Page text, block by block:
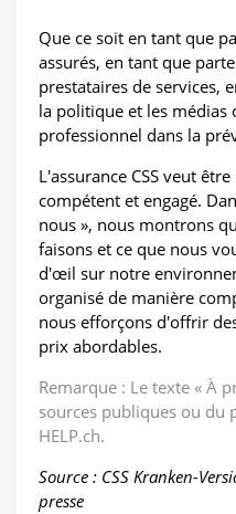
Que ce soit en tant que
assurés, en tant que
prestataires de services,
la politique et les médias
professionnel dans la
L'assurance CSS veut
compétent et engagé.
nous », nous montrons
faisons et ce que nous
d'œil sur notre
organisé de manière
nous efforçons d'offrir
prix abordables.
Remarque : Le texte « À
sources publiques ou du
HELP.ch.
Source : CSS Kranken-
presse